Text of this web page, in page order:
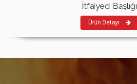
İtfaiyeci Başlığı
Ürün Detayı